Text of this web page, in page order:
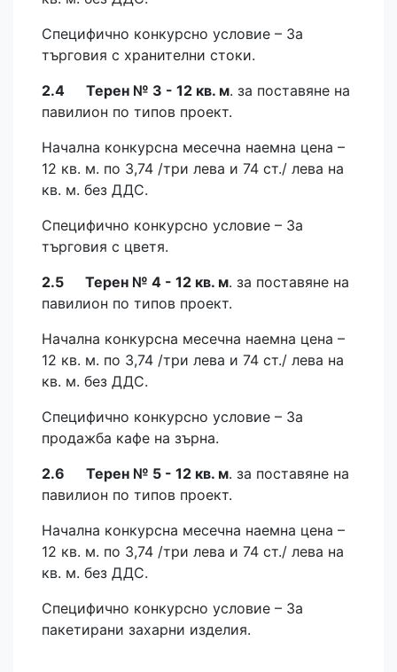
Специфично конкурсно условие – За
търговия с хранителни стоки.
2.4 Терен № 3 - 12 кв. м. за поставяне на
павилион по типов проект.
Начална конкурсна месечна наемна цена –
12 кв. м. по 3,74 /три лева и 74 ст./ лева на
кв. м. без ДДС.
Специфично конкурсно условие – За
търговия с цветя.
2.5 Терен № 4 - 12 кв. м. за поставяне на
павилион по типов проект.
Начална конкурсна месечна наемна цена –
12 кв. м. по 3,74 /три лева и 74 ст./ лева на
кв. м. без ДДС.
Специфично конкурсно условие – За
продажба кафе на зърна.
2.6 Терен № 5 - 12 кв. м. за поставяне на
павилион по типов проект.
Начална конкурсна месечна наемна цена –
12 кв. м. по 3,74 /три лева и 74 ст./ лева на
кв. м. без ДДС.
Специфично конкурсно условие – За
пакетирани захарни изделия.